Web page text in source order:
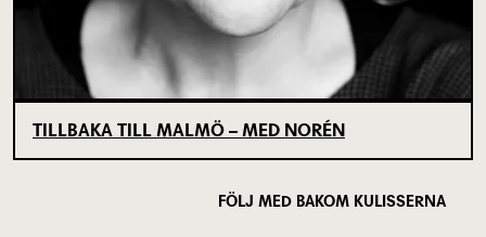
TILLBAKA TILL MALMÖ – MED NORÉN
FÖLJ MED BAKOM KULISSERNA